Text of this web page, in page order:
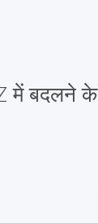
में बदलने के